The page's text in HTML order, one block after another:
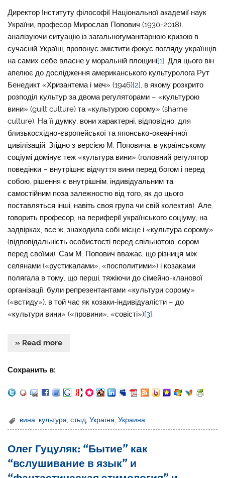
Директор Інституту філософії Національної академії наук
України, професор Мирослав Попович (1930-2018),
аналізуючи ситуацію із загальногуманітарною кризою в
сучасній Україні, пропонує змістити фокус погляду українців
на самих себе власне у моральній площині[1]. Для цього він
апелює до дослідження американського культуролога Рут
Бенедикт «Хризантема і меч» (1946)[2], в якому розкрито
розподіл культур за двома регуляторами – «культурою
вини» (guilt culture) та «культурою сорому» (shame
culture). На її думку, вони характерні, відповідно, для
близькосхідно-європейської та японсько-океанічної
цивілізацій. Згідно з версією М. Поповича, в українському
соціумі домінує теж «культура вини» (головний регулятор
поведінки – внутрішнє відчуття вини перед богом і перед
собою, рішення є внутрішнім, індивідуальним та
самостійним поза залежностю від того, як до цього
поставляться інші, навіть своя група чи свій колектив). Але,
говорить професор, на периферії українського соціуму, на
задвірках, все ж, знаходила собі місце і «культура сорому»
(відповідальність особистості перед спільнотою, сором
перед своїми). Сам М. Попович вважає, що різниця між
селянами («рустикалами», «посполитими») і козаками
полягала в тому, що перші, тяжіючи до сімейно-кланової
організації, були репрезентантами «культури сорому»
(«встиду»), в той час як козаки-індивідуалісти – до
«культури вини» («провини», «совісті»)[3].
» Read more
Сохранить в:
вина, культура,стыд,Україна,Украина
Олег Гуцуляк: “Бытие” как
“вслушивание в язык” и